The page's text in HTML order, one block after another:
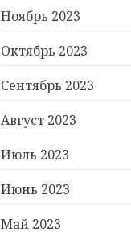
Ноябрь 2023
Октябрь 2023
Сентябрь 2023
Август 2023
Июль 2023
Июнь 2023
Май 2023